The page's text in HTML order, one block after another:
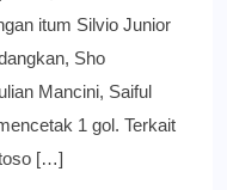
itum Silvio Junior
Sho
Mancini, Saiful
1 gol. Terkait
[…]